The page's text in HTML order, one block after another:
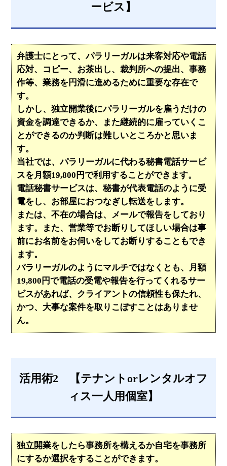
ービス】
弁護士にとって、パラリーガルは来客対応や電話
応対、コピー、お茶出し、裁判所への提出、事務
作等、業務を円滑に進めるために重要な存在で
す。
しかし、独立開業後にパラリーガルを雇うだけの
資金を調達できるか、また継続的に雇っていくこ
とができるのか判断は難しいところかと思いま
す。
当社では、パラリーガルに代わる秘書電話サービ
スを月額19,800円で利用することができます。
電話秘書サービスは、秘書が代表電話のように受
電をし、お部屋におつなぎし転送をします。
または、不在の場合は、メールで報告をしており
ます。また、営業等でお断りしてほしい場合は事
前にお名前をお伺いをしてお断りすることもでき
ます。
パラリーガルのようにマルチではなくとも、月額
19,800円で電話の受電や報告を行ってくれるサー
ビスがあれば、クライアントの信頼性も保たれ、
かつ、大事な案件を取りこぼすことはありませ
ん。
活用術2 【テナントorレンタルオフ
ィス一人用個室】
独立開業をしたら事務所を構えるか自宅を事務所
にするか選択をすることができます。